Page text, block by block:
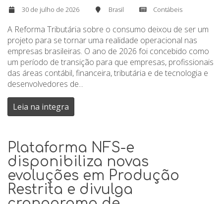
30 de julho de 2026 Brasil Contábeis
A Reforma Tributária sobre o consumo deixou de ser um
projeto para se tornar uma realidade operacional nas
empresas brasileiras. O ano de 2026 foi concebido como
um período de transição para que empresas, profissionais
das áreas contábil, financeira, tributária e de tecnologia e
desenvolvedores de...
Leia na integra
Plataforma NFS-e
disponibiliza novas
evoluções em Produção
Restrita e divulga